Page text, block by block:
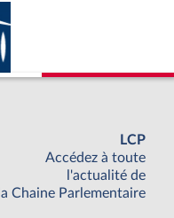
LCP
Accédez à toute
l'actualité de
la Chaine Parlementaire